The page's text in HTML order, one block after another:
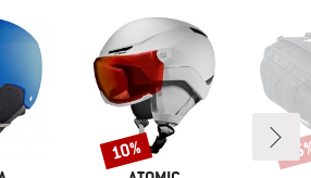
Rabatt
10%